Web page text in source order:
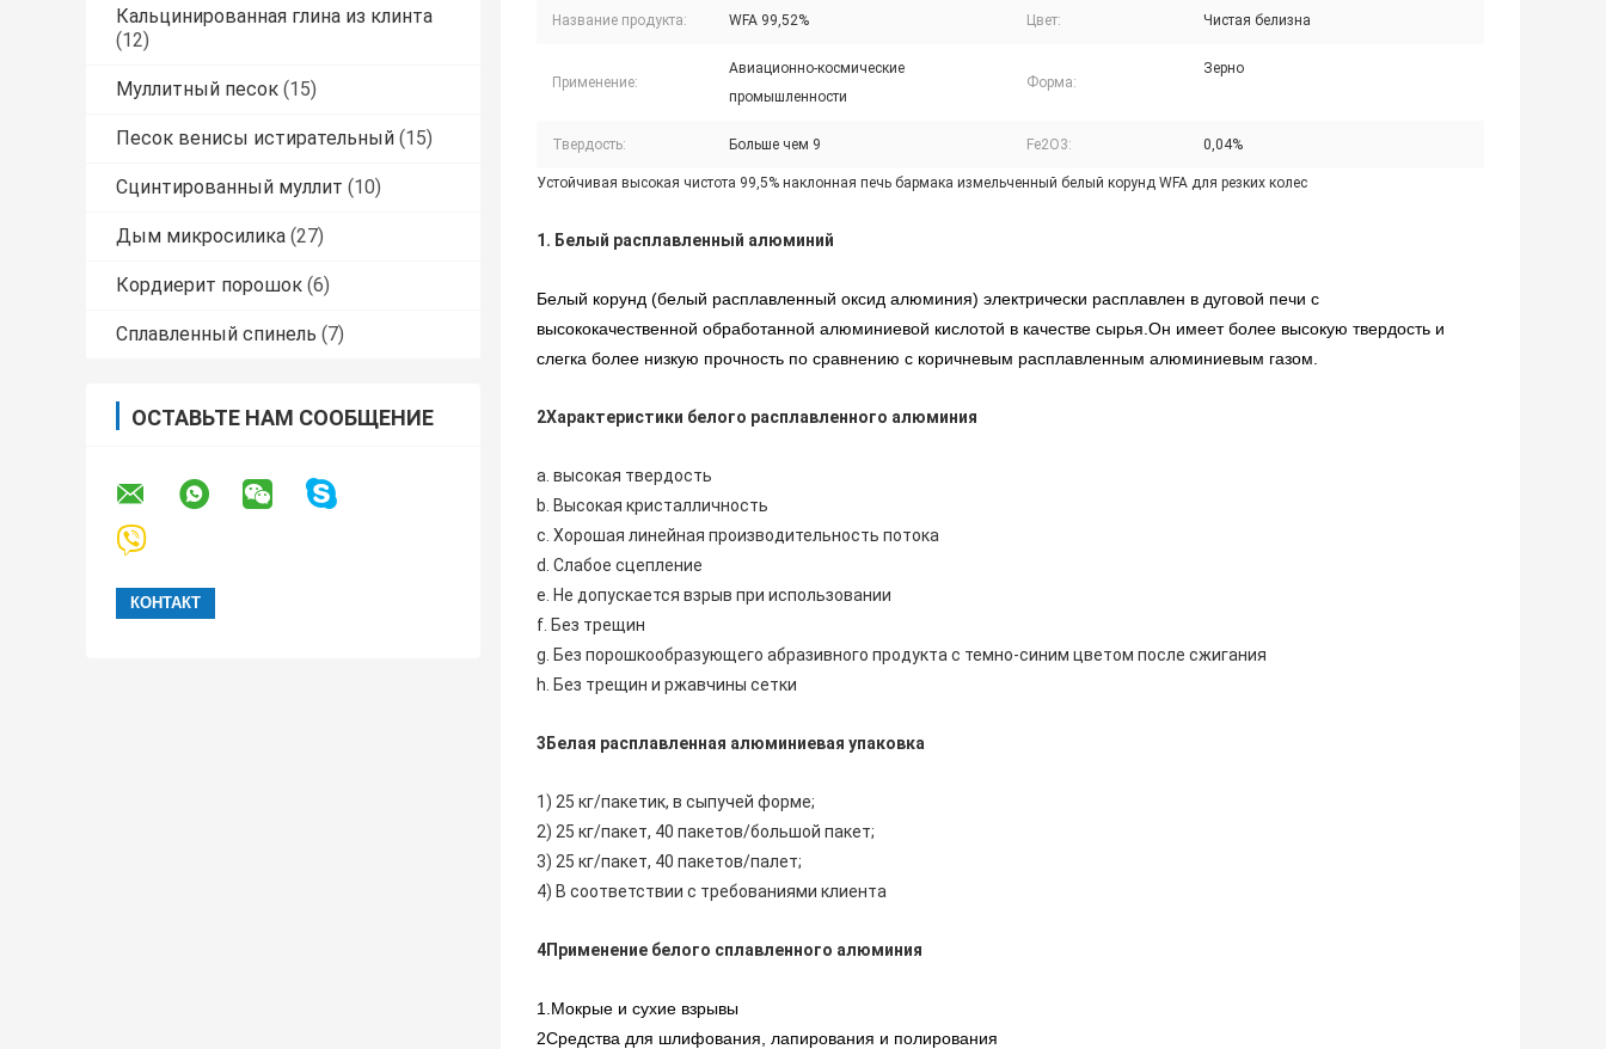
Кальцинированная глина из клинта
(12)
Муллитный песок (15)
Песок венисы истирательный (15)
Сцинтированный муллит (10)
Дым микросилика (27)
Кордиерит порошок (6)
Сплавленный спинель (7)
ОСТАВЬТЕ НАМ СООБЩЕНИЕ
Название продукта: WFA 99,52% Цвет: Чистая белизна
Применение:
Авиационно-космические
промышленности
Форма:
Зерно
Твердость: Больше чем 9 Fe2O3: 0,04%
Устойчивая высокая чистота 99,5% наклонная печь бармака измельченный белый корунд WFA для резких колес
1. Белый расплавленный алюминий
Белый корунд (белый расплавленный оксид алюминия) электрически расплавлен в дуговой печи с
высококачественной обработанной алюминиевой кислотой в качестве сырья.Он имеет более высокую твердость и
слегка более низкую прочность по сравнению с коричневым расплавленным алюминиевым газом.
2Характеристики белого расплавленного алюминия
a. высокая твердость
b. Высокая кристалличность
c. Хорошая линейная производительность потока
d. Слабое сцепление
e. Не допускается взрыв при использовании
f. Без трещин
g. Без порошкообразующего абразивного продукта с темно-синим цветом после сжигания
h. Без трещин и ржавчины сетки
3Белая расплавленная алюминиевая упаковка
1) 25 кг/пакетик, в сыпучей форме;
2) 25 кг/пакет, 40 пакетов/большой пакет;
3) 25 кг/пакет, 40 пакетов/палет;
4) В соответствии с требованиями клиента
4Применение белого сплавленного алюминия
1.Мокрые и сухие взрывы
2Средства для шлифования, лапирования и полирования